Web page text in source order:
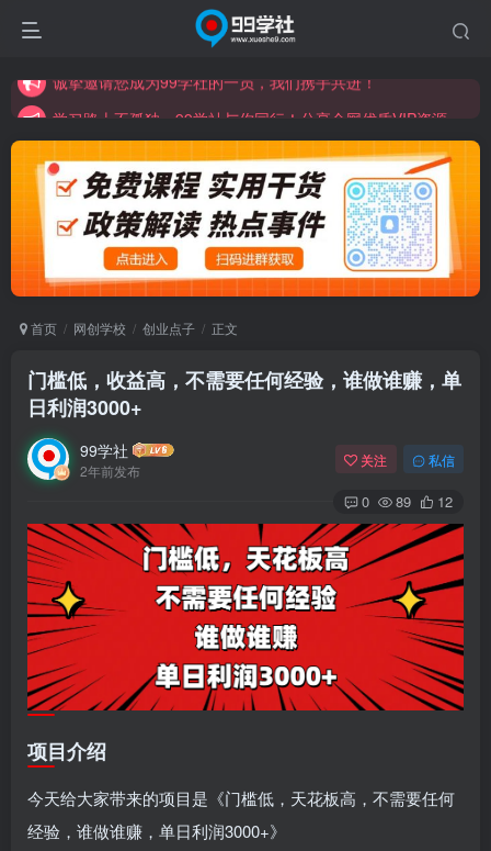
学习路上不孤独，99学社与你同行！分享全网优质VIP资源，炒股教程、创业教程、网络营销教程、自媒体短视频教程等，长期更新各大精品创业项目！
学习路上不孤独，99学社与你同行！分享全网优质VIP资源，炒股教程、创业教程、网络营销教程、自媒体短视频教程等，长期更新各大精品创业项目！
首页 网创学校 创业点子 正文
门槛低，收益高，不需要任何经验，谁做谁赚，单
日利润3000+
99学社
2年前发布
关注 私信
0 89 12
项目介绍
今天给大家带来的项目是《门槛低，天花板高，不需要任何
经验，谁做谁赚，单日利润3000+》